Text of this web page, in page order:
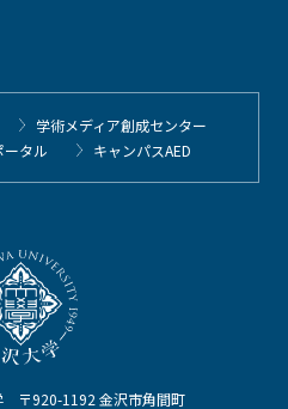
〒920-1192 金沢市角間町
学術メディア創成センター
ータル
キャンパスAED